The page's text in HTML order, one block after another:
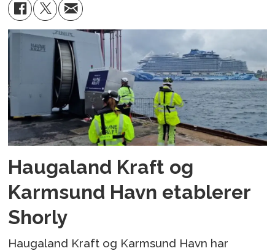
Haugaland Kraft og
Karmsund Havn etablerer
Shorly
Haugaland Kraft og Karmsund Havn har